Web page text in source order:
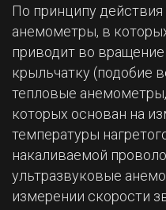
По принципу
анемометры, в
приводит во
крыльчатку (подобие
тепловые
которых основан на
температуры
накаливаемой
ультразвуковые
измерении скорости